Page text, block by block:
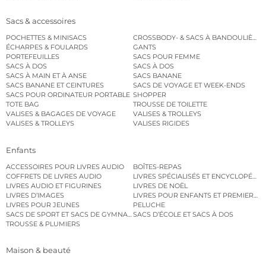
Sacs & accessoires
POCHETTES & MINISACS
CROSSBODY- & SACS À BANDOULIÈRE
ÉCHARPES & FOULARDS
GANTS
PORTEFEUILLES
SACS POUR FEMME
SACS À DOS
SACS À DOS
SACS À MAIN ET À ANSE
SACS BANANE
SACS BANANE ET CEINTURES
SACS DE VOYAGE ET WEEK-ENDS
SACS POUR ORDINATEUR PORTABLE SHOPPER
TOTE BAG
TROUSSE DE TOILETTE
VALISES & BAGAGES DE VOYAGE
VALISES & TROLLEYS
VALISES & TROLLEYS
VALISES RIGIDES
Enfants
ACCESSOIRES POUR LIVRES AUDIO
BOÎTES-REPAS
COFFRETS DE LIVRES AUDIO
LIVRES SPÉCIALISÉS ET
LIVRES AUDIO ET FIGURINES
LIVRES DE NOËL
LIVRES D’IMAGES
LIVRES POUR ENFANTS ET PREMIERS
LIVRES POUR JEUNES
PELUCHE
SACS DE SPORT ET SACS DE GYMNASTIQUESACS D’ÉCOLE ET SACS À DOS
TROUSSE & PLUMIERS
Maison & beauté